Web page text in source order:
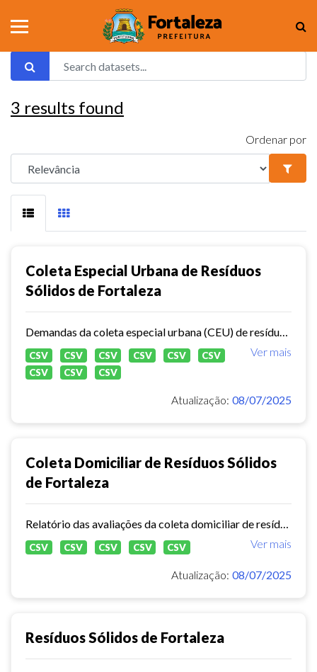
3 results found
Ordenar por
Coleta Especial Urbana de Resíduos
Sólidos de Fortaleza
Ver mais
CSV CSV CSV CSV CSV
CSV
CSV
CSV CSV
Atualização: 08/07/2025
Coleta Domiciliar de Resíduos Sólidos
de Fortaleza
Ver mais
CSV CSV CSV CSV CSV
Atualização: 08/07/2025
Resíduos Sólidos de Fortaleza